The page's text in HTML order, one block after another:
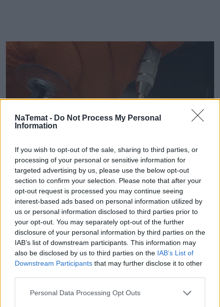
NaTemat - Do Not Process My Personal
Information
If you wish to opt-out of the sale, sharing to third parties, or
processing of your personal or sensitive information for
targeted advertising by us, please use the below opt-out
section to confirm your selection. Please note that after your
opt-out request is processed you may continue seeing
interest-based ads based on personal information utilized by
us or personal information disclosed to third parties prior to
your opt-out. You may separately opt-out of the further
disclosure of your personal information by third parties on the
IAB’s list of downstream participants. This information may
also be disclosed by us to third parties on the IAB’s List of
Downstream Participants that may further disclose it to other
Personal Data Processing Opt Outs
Mały odprysk to wielki problem.
Pojechałem sprawdzić, jak w 30 minut
uratować szybę (i portfel)
Wydaje ci się, że to tylko mała kropka na szkle? "E
tam, nie widać, pojeżdżę tak jeszcze sezon" – myśli
wielu z nas. Sam tak kiedyś myślałem, dopóki nie
pogadałem z ekspertem. Prawda jest taka, że ten
mały odprysk na szybie to tykająca bomba. Gdy
taniej naprawy, czeka cię kosztowna wymiana